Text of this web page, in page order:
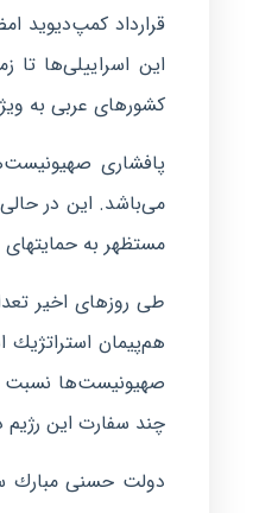
قرارداد كمپ‌دیوید
این اسراییلی‌ها
كشورهای عربی به
پافشاری
مستظهر به
طی روزهای اخیر
هم‌پیمان
صهیونیست‌ها نسبت
چند سفارت این رژیم
دولت حسنی مبارك